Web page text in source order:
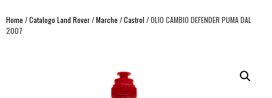
Home /Catalogo Land Rover/Marche /Castrol / OLIO CAMBIO DEFENDER PUMA DAL
2007